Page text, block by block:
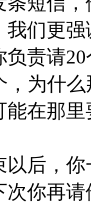
我们更
负责请
，为什
能在那
，你
次你再